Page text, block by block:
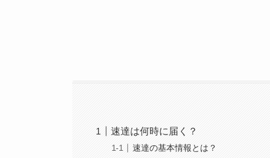
速達は何時に届く？
速達の基本情報とは？